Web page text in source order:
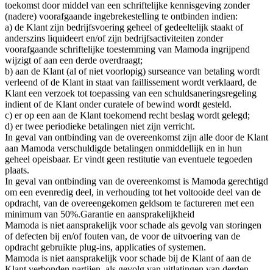
toekomst door middel van een schriftelijke kennisgeving zonder
(nadere) voorafgaande ingebrekestelling te ontbinden indien:
a) de Klant zijn bedrijfsvoering geheel of gedeeltelijk staakt of
anderszins liquideert en/of zijn bedrijfsactiviteiten zonder
voorafgaande schriftelijke toestemming van Mamoda ingrijpend
wijzigt of aan een derde overdraagt;
b) aan de Klant (al of niet voorlopig) surseance van betaling wordt
verleend of de Klant in staat van faillissement wordt verklaard, de
Klant een verzoek tot toepassing van een schuldsaneringsregeling
indient of de Klant onder curatele of bewind wordt gesteld.
c) er op een aan de Klant toekomend recht beslag wordt gelegd;
d) er twee periodieke betalingen niet zijn verricht.
In geval van ontbinding van de overeenkomst zijn alle door de Klant
aan Mamoda verschuldigde betalingen onmiddellijk en in hun
geheel opeisbaar. Er vindt geen restitutie van eventuele tegoeden
plaats.
In geval van ontbinding van de overeenkomst is Mamoda gerechtigd
om een evenredig deel, in verhouding tot het voltooide deel van de
opdracht, van de overeengekomen geldsom te factureren met een
minimum van 50%.Garantie en aansprakelijkheid
Mamoda is niet aansprakelijk voor schade als gevolg van storingen
of defecten bij en/of fouten van, de voor de uitvoering van de
opdracht gebruikte plug-ins, applicaties of systemen.
Mamoda is niet aansprakelijk voor schade bij de Klant of aan de